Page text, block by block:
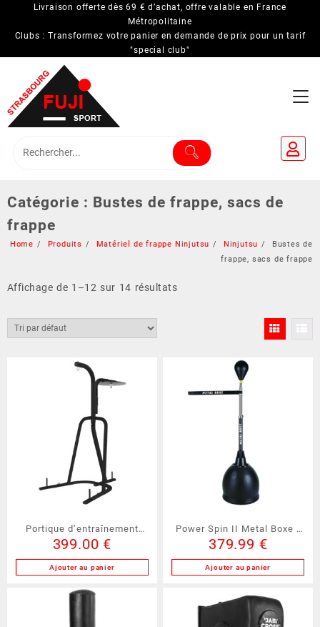
content
Livraison offerte dès 69 € d’achat, offre valable en France
Métropolitaine
Clubs : Transformez votre panier en demande de prix pour un tarif
"special club"
Catégorie : Bustes de frappe, sacs de
frappe
Home Produits Matériel de frappe Ninjutsu Ninjutsu
Bustes de
frappe, sacs de frappe
Affichage de 1–12 sur 14 résultats
Portique d’entraînement
(MBFRA120)
399.00 €
Ajouter au panier
Power Spin II Metal Boxe (
ACA2038 )
379.99 €
Ajouter au panier